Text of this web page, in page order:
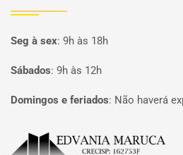
Seg à sex: 9h às 18h
Sábados: 9h às 12h
Domingos e feriados: Não haverá
Página inicial